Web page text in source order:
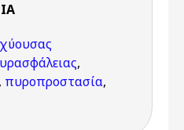
,
, πυροπροστασία,